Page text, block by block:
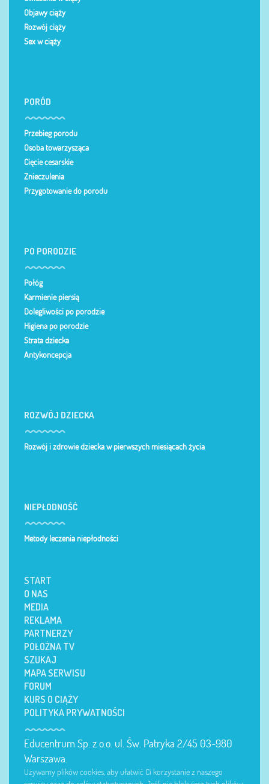
Objawy ciąży
Rozwój ciąży
Sex w ciąży
PORÓD
Przebieg porodu
Osoba towarzysząca
Cięcie cesarskie
Znieczulenia
Przygotowanie do porodu
PO PORODZIE
Połóg
Karmienie piersią
Dolegliwości po porodzie
Higiena po porodzie
Strata dziecka
Antykoncepcja
ROZWÓJ DZIECKA
Rozwój i zdrowie dziecka w pierwszych miesiącach życia
NIEPŁODNOŚĆ
Metody leczenia niepłodności
START
O NAS
MEDIA
REKLAMA
PARTNERZY
POŁOŻNA TV
SZUKAJ
MAPA SERWISU
FORUM
KURS O CIĄŻY
POLITYKA PRYWATNOŚCI
Educentrum Sp. z o.o. ul. Św. Patryka 2/45 03-980
Warszawa.
Używamy plików cookies, aby ułatwić Ci korzystanie z naszego